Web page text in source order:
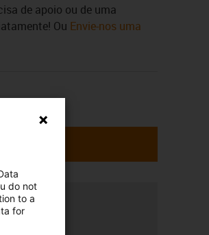
de apoio ou de uma
Ou Envie-nos uma
do not
to a
for